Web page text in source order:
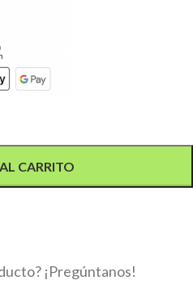
CARRITO
¡Pregúntanos!